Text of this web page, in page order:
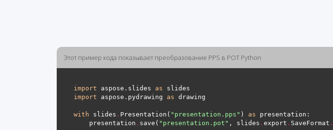
Этот пример кода показывает преобразование PPS в POT Python
import aspose.slides as
import aspose.pydrawing as
with slides . Presentation( "presentation.pps" ) as
    presentation
. save( "presentation.pot" , slides . export . SaveFormat .